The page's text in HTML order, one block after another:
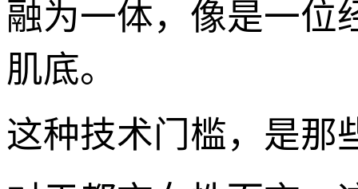
融为一体，像是一位
肌底。
这种技术门槛，是那